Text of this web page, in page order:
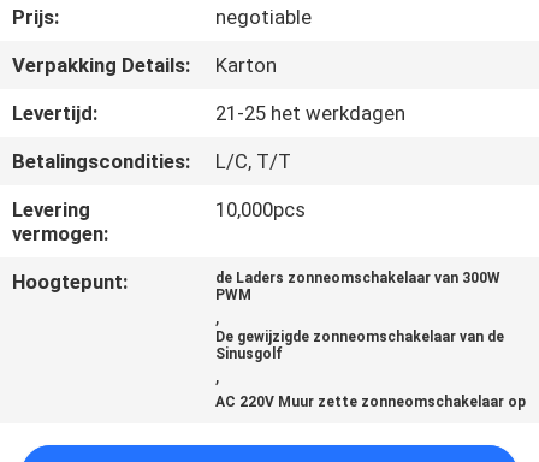
NEEM
CONTACT
MET
ONS
Prijs:
negotiable
Verpakking Details:
Karton
Levertijd:
21-25 het werkdagen
Betalingscondities:
L/C, T/T
Levering
vermogen:
10,000pcs
Hoogtepunt:
de Laders zonneomschakelaar van 300W
PWM
,
De gewijzigde zonneomschakelaar van de
Sinusgolf
,
AC 220V Muur zette zonneomschakelaar op